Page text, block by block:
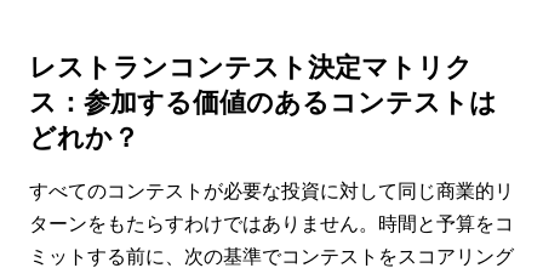
レストランコンテスト決定マトリク
ス：参加する価値のあるコンテストは
どれか？
すべてのコンテストが必要な投資に対して同じ商業的リ
ターンをもたらすわけではありません。時間と予算をコ
ミットする前に、次の基準でコンテストをスコアリング